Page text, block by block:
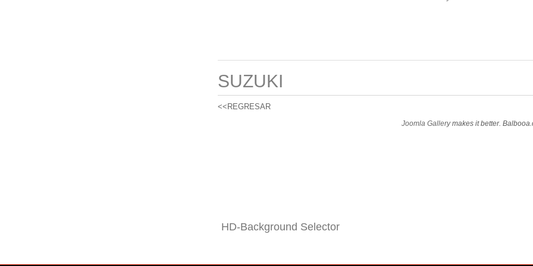
SUZUKI
<<REGRESAR
Joomla Gallerymakes it better.
HD-Background Selector